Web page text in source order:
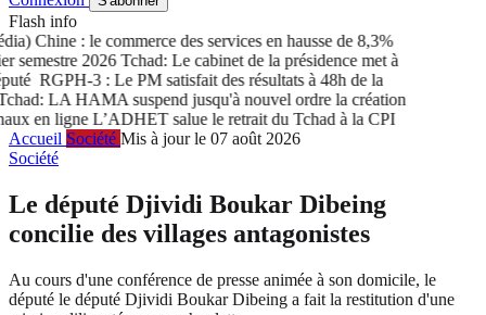
Flash info
Chine : le commerce des services en hausse de 8,3%
2026Tchad: Le cabinet de la présidence met à
RGPH-3 : Le PM satisfait des résultats à 48h de la
LA HAMA suspend jusqu'à nouvel ordre la création
en ligneL’ADHET salue le retrait du Tchad à la CPI
Accueil Société Mis à jour le 07 août 2026
Société
Le député Djividi Boukar Dibeing
concilie des villages antagonistes
Au cours d'une conférence de presse animée à son domicile, le
député le député Djividi Boukar Dibeing a fait la restitution d'une